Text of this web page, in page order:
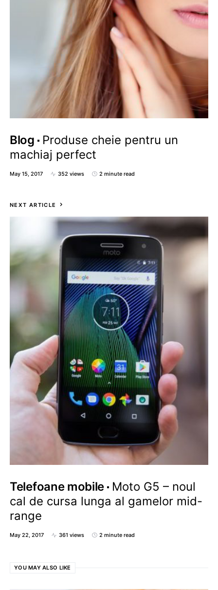
Blog
Produse cheie pentru un
machiaj perfect
May 15, 2017 352 views 2 minute read
NEXT ARTICLE
Telefoane mobile
Moto G5 – noul
cal de cursa lunga al gamelor mid-
range
May 22, 2017 361 views 2 minute read
YOU MAY ALSO LIKE